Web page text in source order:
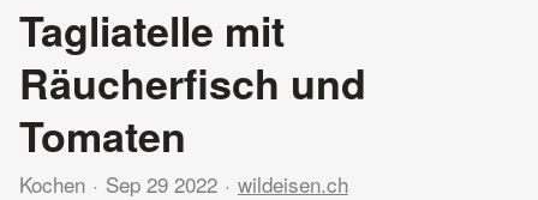
Tagliatelle mit
Räucherfisch und
Tomaten
Kochen Sep 29 2022 wildeisen.ch